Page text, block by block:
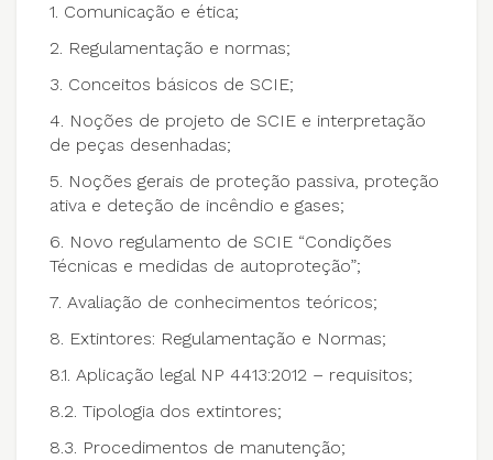
1. Comunicação e ética;
2. Regulamentação e normas;
3. Conceitos básicos de SCIE;
4. Noções de projeto de SCIE e interpretação
de peças desenhadas;
5. Noções gerais de proteção passiva, proteção
ativa e deteção de incêndio e gases;
6. Novo regulamento de SCIE “Condições
Técnicas e medidas de autoproteção”;
7. Avaliação de conhecimentos teóricos;
8. Extintores: Regulamentação e Normas;
8.1. Aplicação legal NP 4413:2012 – requisitos;
8.2. Tipologia dos extintores;
8.3. Procedimentos de manutenção;